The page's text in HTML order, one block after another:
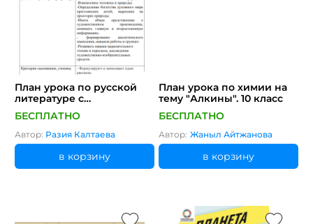
План урока по русской
литературе с
интегрированными
элементами ОУР (ЦУР)
№1.
БЕСПЛАТНО
Автор: Разия Калтаева
в корзину
План урока по химии на
тему "Алкины". 10 класс
БЕСПЛАТНО
Автор: Жаныл Айтжанова
в корзину